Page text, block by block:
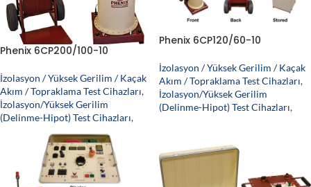
Phenix 6CP200/100-10
İzolasyon / Yüksek Gerilim / Kaçak
Akım / Topraklama Test Cihazları,
İzolasyon/Yüksek Gerilim
(Delinme-Hipot) Test Cihazları,
Phenix 6CP120/60-10
İzolasyon / Yüksek Gerilim / Kaçak
Akım / Topraklama Test Cihazları,
İzolasyon/Yüksek Gerilim
(Delinme-Hipot) Test Cihazları,